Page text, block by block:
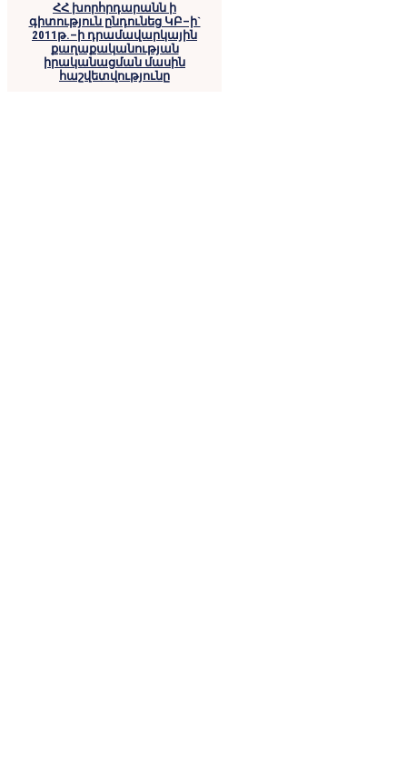
ՀՀ խորհրդարանն ի
գիտություն ընդունեց ԿԲ–ի`
2011թ.–ի դրամավարկային
քաղաքականության
իրականացման մասին
հաշվետվությունը